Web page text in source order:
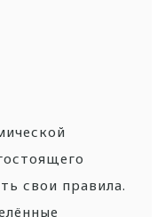
свои правила.